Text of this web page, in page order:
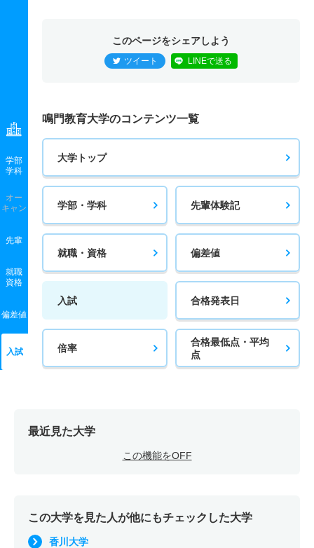
学部
学科
オー
キャン
先輩
就職
資格
偏差値
入試
このページをシェアしよう
ツイート LINEで送る
鳴門教育大学のコンテンツ一覧
大学トップ
学部・学科 先輩体験記
就職・資格 偏差値
入試 合格発表日
倍率
合格最低点・平均
点
最近見た大学
この機能をOFF
この大学を見た人が他にもチェックした大学
香川大学